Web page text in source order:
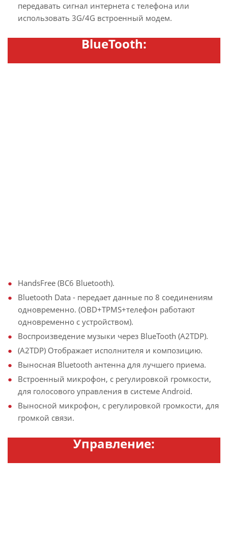
передавать сигнал интернета с телефона или
использовать 3G/4G встроенный модем.
BlueTooth:
HandsFree (BC6 Bluetooth).
Bluetooth Data - передает данные по 8 соединениям
одновременно. (OBD+TPMS+телефон работают
одновременно с устройством).
Воспроизведение музыки через BlueTooth (A2TDP).
(A2TDP) Отображает исполнителя и композицию.
Выносная Bluetooth антенна для лучшего приема.
Встроенный микрофон, с регулировкой громкости,
для голосового управления в системе Android.
Выносной микрофон, с регулировкой громкости, для
громкой связи.
Управление: